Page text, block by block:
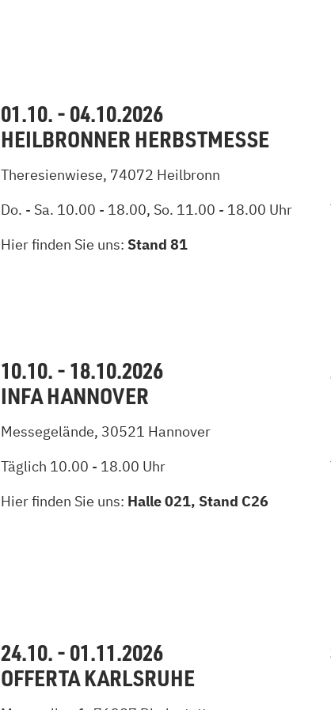
01.10. - 04.10.2026
HEILBRONNER HERBSTMESSE
Theresienwiese, 74072 Heilbronn
Do. - Sa. 10.00 - 18.00, So. 11.00 - 18.00 Uhr
Hier finden Sie uns: Stand 81
10.10. - 18.10.2026
INFA HANNOVER
Messegelände, 30521 Hannover
Täglich 10.00 - 18.00 Uhr
Hier finden Sie uns: Halle 021, Stand C26
24.10. - 01.11.2026
OFFERTA KARLSRUHE